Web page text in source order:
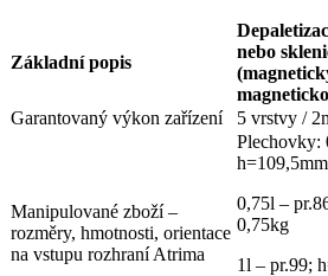
Základní popis
nebo
Garantovaný výkon zařízení
5 vrstvy /
Manipulované zboží –
rozměry, hmotnosti, orientace
na vstupu rozhraní Atrima
Plechovky:
0,75l –
0,75kg
1l – pr.99;